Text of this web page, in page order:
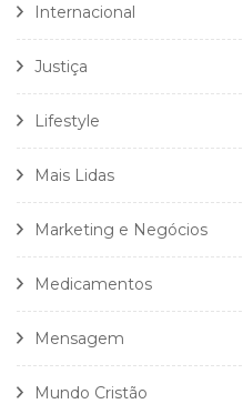
Internacional
Justiça
Lifestyle
Mais Lidas
Marketing e Negócios
Medicamentos
Mensagem
Mundo Cristão